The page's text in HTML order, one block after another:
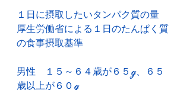
１日に摂取したいタンパク質の量
厚生労働省による１日のたんぱく質
の食事摂取基準
男性　１５～６４歳が６５ℊ、６５
歳以上が６０ℊ